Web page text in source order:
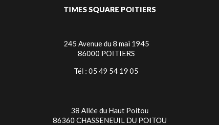
TIMES SQUARE POITIERS
245 Avenue du 8 mai 1945
86000 POITIERS
Tél : 05 49 54 19 05
38 Allée du Haut Poitou
86360 CHASSENEUIL DU POITOU